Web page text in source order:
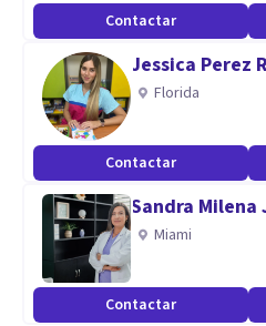
Contactar
Jessica Perez
Florida
Contactar
Sandra Milena
Miami
Contactar